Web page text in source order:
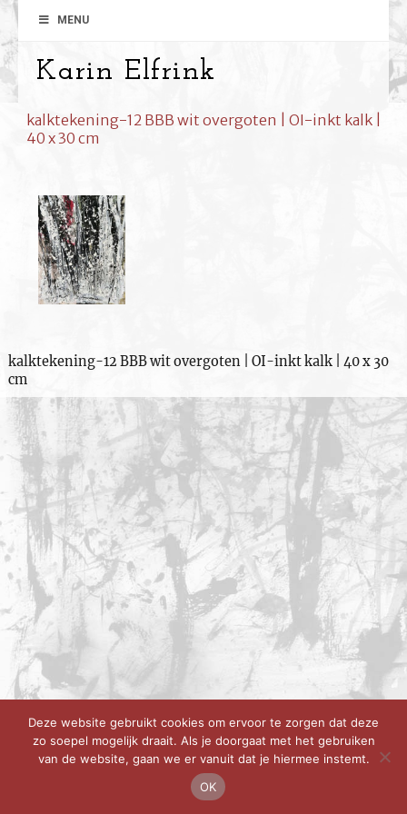
MENU
Karin Elfrink
kalktekening-12 BBB wit overgoten | OI-inkt kalk |
40 x 30 cm
kalktekening-12 BBB wit overgoten | OI-inkt kalk | 40 x 30
cm
Deze website gebruikt cookies om ervoor te zorgen dat deze
zo soepel mogelijk draait. Als je doorgaat met het gebruiken
van de website, gaan we er vanuit dat je hiermee instemt.
OK